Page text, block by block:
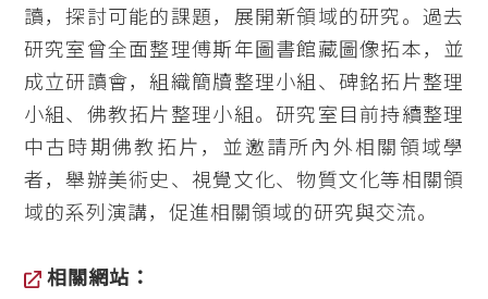
讀，探討可能的課題，展開新領域的研究。過去
研究室曾全面整理傅斯年圖書館藏圖像拓本，並
成立研讀會，組織簡牘整理小組、碑銘拓片整理
小組、佛教拓片整理小組。研究室目前持續整理
中古時期佛教拓片，並邀請所內外相關領域學
者，舉辦美術史、視覺文化、物質文化等相關領
域的系列演講，促進相關領域的研究與交流。
相關網站：